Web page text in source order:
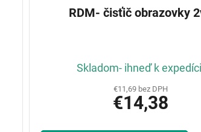
RDM- čisťič obrazovky
Skladom- ihneď k
€11,69 bez DPH
€14,38